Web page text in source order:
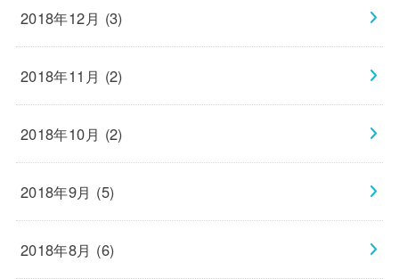
2018年12月 (3)
2018年11月 (2)
2018年10月 (2)
2018年9月 (5)
2018年8月 (6)